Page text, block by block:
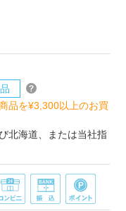
品を¥3,300以上のお買
北海道、または当社指